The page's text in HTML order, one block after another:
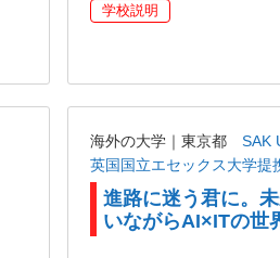
学校説明
海外の大学｜東京都
SAK
英国国立エセックス大学提
進路に迷う君に。
いながらAI×ITの世